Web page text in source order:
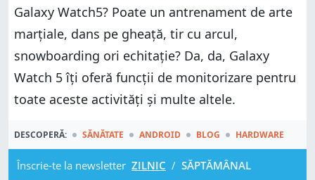
Galaxy Watch5? Poate un antrenament de arte
marțiale, dans pe gheață, tir cu arcul,
snowboarding ori echitație? Da, da, Galaxy
Watch 5 îți oferă funcții de monitorizare pentru
toate aceste activități și multe altele.
DESCOPERĂ: SĂNĂTATE ANDROID BLOG HARDWARE
Înscrie-te la newsletter ZILNIC / SĂPTĂMÂNAL